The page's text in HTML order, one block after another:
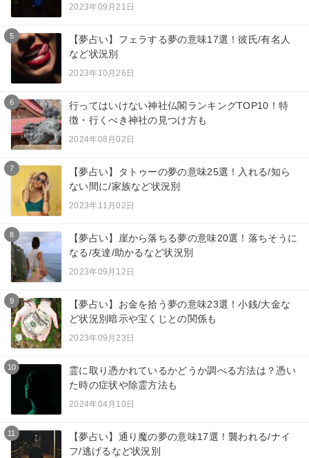
2023年09月21日
5
【夢占い】フェラする夢の意味17選！彼氏/有名人
など状況別
2023年10月26日
6
行ってはいけない神社仏閣ランキングTOP10！特
徴・行くべき神社の見つけ方も
2024年08月02日
7
【夢占い】タトゥーの夢の意味25選！入れる/知ら
ない間に/家族など状況別
2023年11月02日
8
【夢占い】崖から落ちる夢の意味20選！落ちそうに
なる/友達/助かるなど状況別
2023年09月12日
9
【夢占い】お金を拾う夢の意味23選！小銭/大金な
ど状況別暗示や宝くじとの関係も
2023年09月23日
10
霊に取り憑かれているかどうか調べる方法は？憑い
た時の症状や除霊方法も
2024年04月10日
11
【夢占い】通り魔の夢の意味17選！襲われる/ナイ
フ/逃げるなど状況別